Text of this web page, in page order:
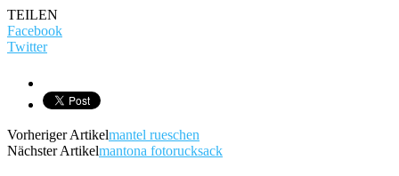
TEILEN
Facebook
Twitter
Vorheriger Artikelmantel rueschen
Nächster Artikelmantona fotorucksack